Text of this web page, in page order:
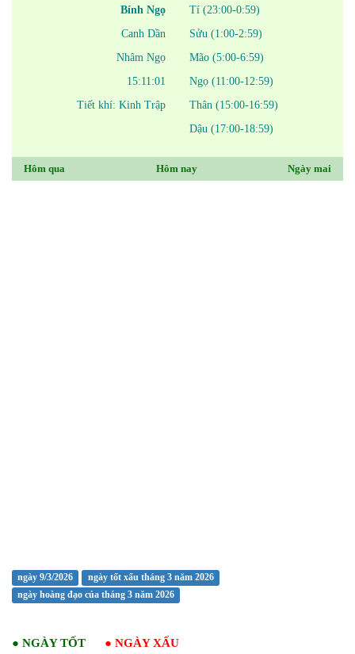
Bính Ngọ
Canh Dần
Nhâm Ngọ
15:11:01
Tiết khí: Kinh Trập
Tí (23:00-0:59)
Sửu (1:00-2:59)
Mão (5:00-6:59)
Ngọ (11:00-12:59)
Thân (15:00-16:59)
Dậu (17:00-18:59)
Hôm qua Hôm nay Ngày mai
ngày 9/3/2026
ngày tốt xấu tháng 3 năm 2026
ngày hoàng đạo của tháng 3 năm 2026
● NGÀY TỐT ● NGÀY XẤU